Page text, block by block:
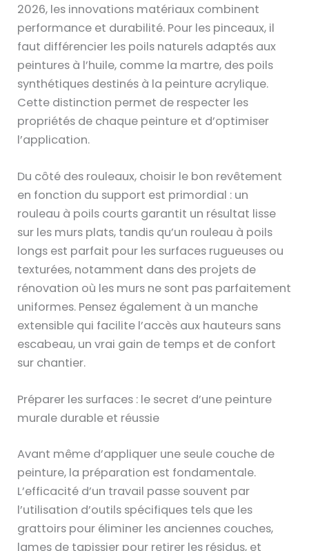
2026, les innovations matériaux combinent
performance et durabilité. Pour les pinceaux, il
faut différencier les poils naturels adaptés aux
peintures à l’huile, comme la martre, des poils
synthétiques destinés à la peinture acrylique.
Cette distinction permet de respecter les
propriétés de chaque peinture et d’optimiser
l’application.
Du côté des rouleaux, choisir le bon revêtement
en fonction du support est primordial : un
rouleau à poils courts garantit un résultat lisse
sur les murs plats, tandis qu’un rouleau à poils
longs est parfait pour les surfaces rugueuses ou
texturées, notamment dans des projets de
rénovation où les murs ne sont pas parfaitement
uniformes. Pensez également à un manche
extensible qui facilite l’accès aux hauteurs sans
escabeau, un vrai gain de temps et de confort
sur chantier.
Préparer les surfaces : le secret d’une peinture
murale durable et réussie
Avant même d’appliquer une seule couche de
peinture, la préparation est fondamentale.
L’efficacité d’un travail passe souvent par
l’utilisation d’outils spécifiques tels que les
grattoirs pour éliminer les anciennes couches,
lames de tapissier pour retirer les résidus, et